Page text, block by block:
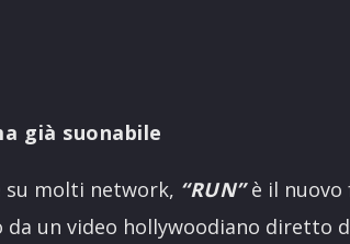
già suonabile
su molti network, “RUN”è il
da un video hollywoodiano diretto